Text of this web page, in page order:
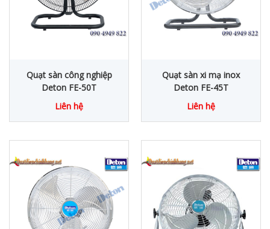
Quạt sàn công nghiệp
Deton FE-50T
Liên hệ
Quạt sàn xi mạ inox
Deton FE-45T
Liên hệ